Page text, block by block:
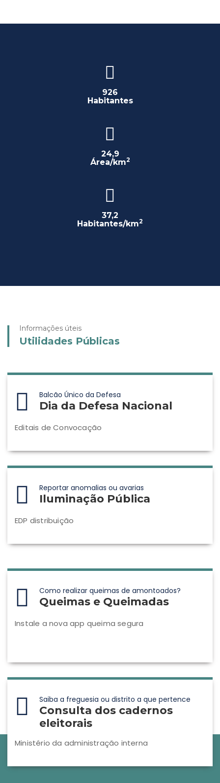
926
Habitantes
24,9
Área/km2
37,2
Habitantes/km2
Informações úteis
Utilidades Públicas
Balcão Único da Defesa
Dia da Defesa Nacional
Editais de Convocação
Reportar anomalias ou avarias
Iluminação Pública
EDP distribuição
Como realizar queimas de amontoados?
Queimas e Queimadas
Instale a nova app queima segura
Saiba a freguesia ou distrito a que pertence
Consulta dos cadernos
eleitorais
Ministério da administração interna